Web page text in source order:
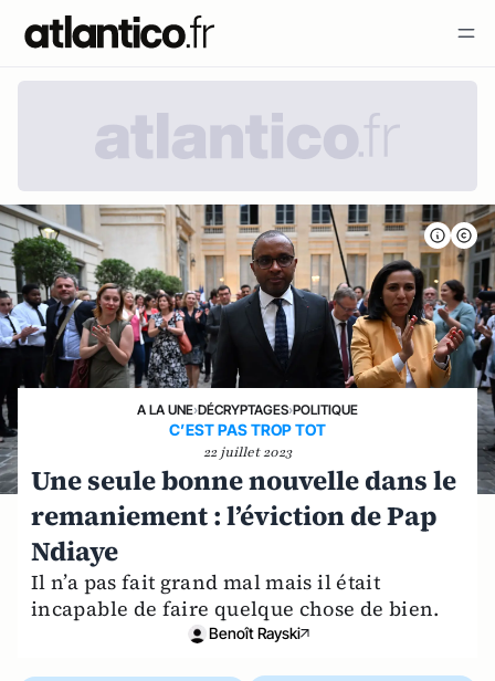
A LA UNE›DÉCRYPTAGES›POLITIQUE
C’EST PAS TROP TOT
22 juillet 2023
Une seule bonne nouvelle dans le
remaniement : l’éviction de Pap
Ndiaye
Il n’a pas fait grand mal mais il était
incapable de faire quelque chose de bien.
Benoît Rayski